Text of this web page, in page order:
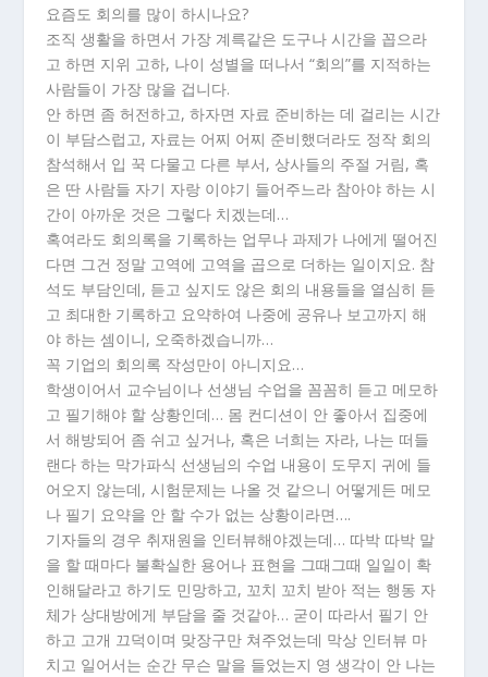
요즘도 회의를 많이 하시나요?
조직 생활을 하면서 가장 계륵같은 도구나 시간을 꼽으라
고 하면 지위 고하, 나이 성별을 떠나서 “회의”를 지적하는
사람들이 가장 많을 겁니다.
안 하면 좀 허전하고, 하자면 자료 준비하는 데 걸리는 시간
이 부담스럽고, 자료는 어찌 어찌 준비했더라도 정작 회의
참석해서 입 꾹 다물고 다른 부서, 상사들의 주절 거림, 혹
은 딴 사람들 자기 자랑 이야기 들어주느라 참아야 하는 시
간이 아까운 것은 그렇다 치겠는데…
혹여라도 회의록을 기록하는 업무나 과제가 나에게 떨어진
다면 그건 정말 고역에 고역을 곱으로 더하는 일이지요. 참
석도 부담인데, 듣고 싶지도 않은 회의 내용들을 열심히 듣
고 최대한 기록하고 요약하여 나중에 공유나 보고까지 해
야 하는 셈이니, 오죽하겠습니까…
꼭 기업의 회의록 작성만이 아니지요…
학생이어서 교수님이나 선생님 수업을 꼼꼼히 듣고 메모하
고 필기해야 할 상황인데… 몸 컨디션이 안 좋아서 집중에
서 해방되어 좀 쉬고 싶거나, 혹은 너희는 자라, 나는 떠들
랜다 하는 막가파식 선생님의 수업 내용이 도무지 귀에 들
어오지 않는데, 시험문제는 나올 것 같으니 어떻게든 메모
나 필기 요약을 안 할 수가 없는 상황이라면….
기자들의 경우 취재원을 인터뷰해야겠는데… 따박 따박 말
을 할 때마다 불확실한 용어나 표현을 그때그때 일일이 확
인해달라고 하기도 민망하고, 꼬치 꼬치 받아 적는 행동 자
체가 상대방에게 부담을 줄 것같아… 굳이 따라서 필기 안
하고 고개 끄덕이며 맞장구만 쳐주었는데 막상 인터뷰 마
치고 일어서는 순간 무슨 말을 들었는지 영 생각이 안 나는